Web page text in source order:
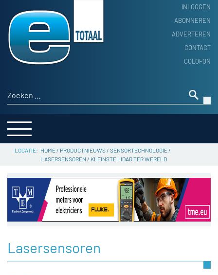
INLOGGEN
ABONNEREN
ADVERTEREN
CONTACT
COLOFON
Zoeken naar:
HOME
PRODUCTNIEUWS
ACHTERGROND
THEMA’S
SERVICE
HOME/ PRODUCTNIEUWS/ SENSORTECHNOLOGIE/
LASERSENSOREN / KLEINSTE LIDAR TER WERELD
Lasersensoren